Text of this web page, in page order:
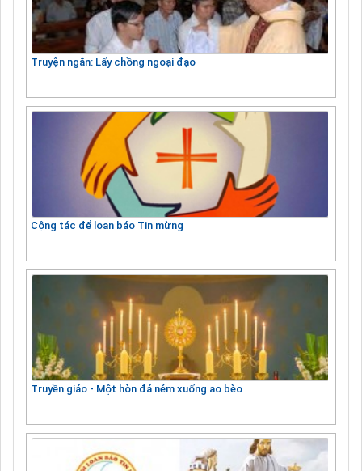
Truyện ngắn: Lấy chồng ngoại đạo
Cộng tác để loan báo Tin mừng
Truyền giáo - Một hòn đá ném xuống ao bèo